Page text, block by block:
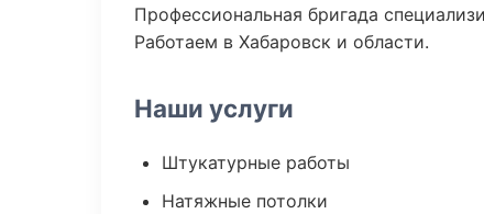
Профессиональная бригада
Работаем в Хабаровск и области.
Наши услуги
Штукатурные работы
Натяжные потолки